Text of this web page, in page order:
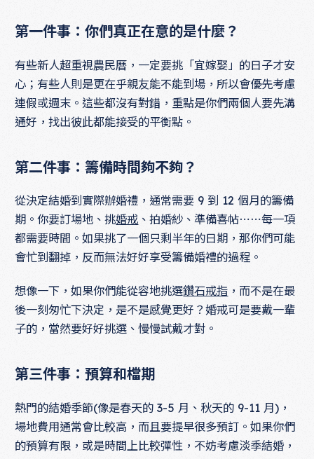
第一件事：你們真正在意的是什麼？
有些新人超重視農民曆，一定要挑「宜嫁娶」的日子才安
心；有些人則是更在乎親友能不能到場，所以會優先考慮
連假或週末。這些都沒有對錯，重點是你們兩個人要先溝
通好，找出彼此都能接受的平衡點。
第二件事：籌備時間夠不夠？
從決定結婚到實際辦婚禮，通常需要 9 到 12 個月的籌備
期。你要訂場地、挑婚戒 、拍婚紗、準備喜帖⋯⋯每一項
都需要時間。如果挑了一個只剩半年的日期，那你們可能
會忙到翻掉，反而無法好好享受籌備婚禮的過程。
想像一下，如果你們能從容地挑選鑽石戒指 ，而不是在最
後一刻匆忙下決定，是不是感覺更好？婚戒可是要戴一輩
子的，當然要好好挑選、慢慢試戴才對。
第三件事：預算和檔期
熱門的結婚季節(像是春天的 3-5 月、秋天的 9-11 月)，
場地費用通常會比較高，而且要提早很多預訂。如果你們
的預算有限，或是時間上比較彈性，不妨考慮淡季結婚，